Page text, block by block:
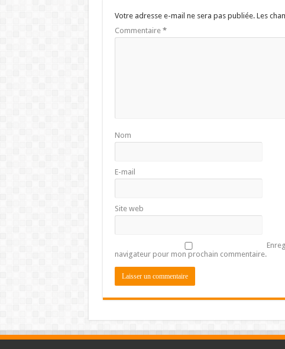
Votre adresse e-mail ne sera pas publiée. Les
Commentaire *
Nom
E-mail
Site web
navigateur pour mon prochain commentaire.